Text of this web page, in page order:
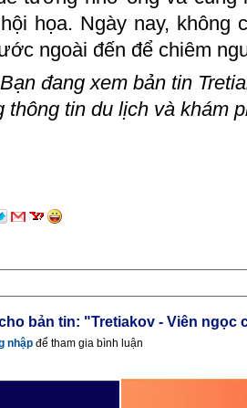
họa. Ngày nay, không
ngoài đến để chiêm
Bạn đang xem bản tin
thông tin du lịch và khám
bản tin: "Tretiakov - Viên ngọc
nhập để tham gia bình luận